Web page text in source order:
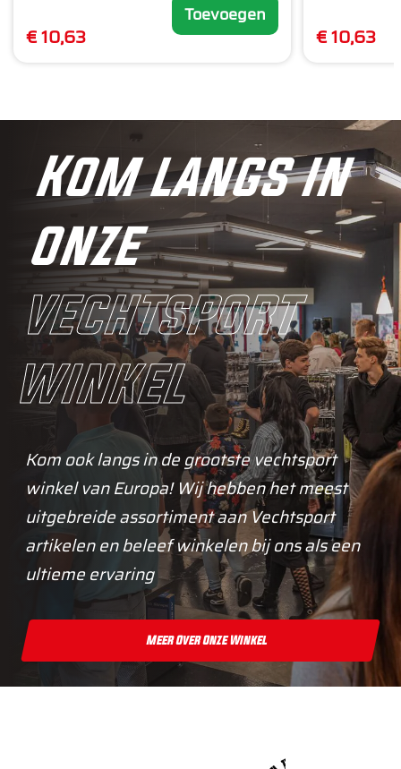
€ 10,63
Toevoegen
€ 10,63
Kom langs in
onze
vechtsport
winkel
Kom ook langs in de grootste vechtsport
winkel van Europa! Wij hebben het meest
uitgebreide assortiment aan Vechtsport
artikelen en beleef winkelen bij ons als een
ultieme ervaring
Meer Over Onze Winkel